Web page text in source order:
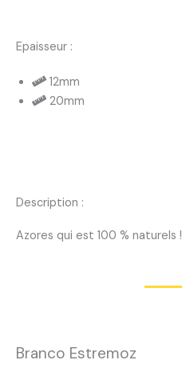
Epaisseur :
12mm
20mm
Description :
Azores qui est 100 % naturels !
Branco Estremoz